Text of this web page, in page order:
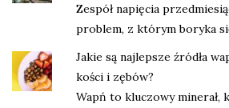
Zespół napięcia
problem, z którym boryka
Jakie są najlepsze źródła
kości i zębów?
Wapń to kluczowy minerał,